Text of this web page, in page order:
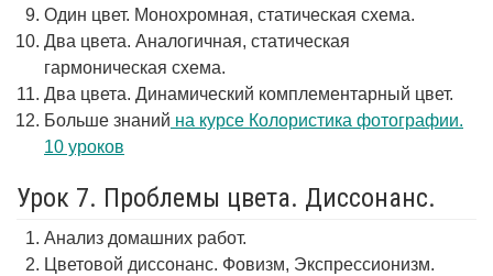
Один цвет. Монохромная, статическая схема.
Два цвета. Аналогичная, статическая
гармоническая схема.
Два цвета. Динамический комплементарный цвет.
Больше знаний на курсе Колористика фотографии.
10 уроков
Урок 7. Проблемы цвета. Диссонанс.
Анализ домашних работ.
Цветовой диссонанс. Фовизм, Экспрессионизм.